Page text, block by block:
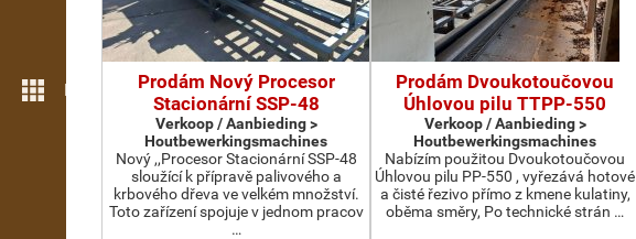
Meer optiesProdám Nový Procesor
Stacionární SSP-48
Verkoop / Aanbieding >
Houtbewerkingsmachines
Nový ,,Procesor Stacionární SSP-48
sloužící k přípravě palivového a
krbového dřeva ve velkém množství.
Toto zařízení spojuje v jednom pracov
…
Prodám Dvoukotoučovou
Úhlovou pilu TTPP-550
Verkoop / Aanbieding >
Houtbewerkingsmachines
Nabízím použitou Dvoukotoučovou
Úhlovou pilu PP-550 , vyřezává hotové
a čisté řezivo přímo z kmene kulatiny,
oběma směry, Po technické strán …